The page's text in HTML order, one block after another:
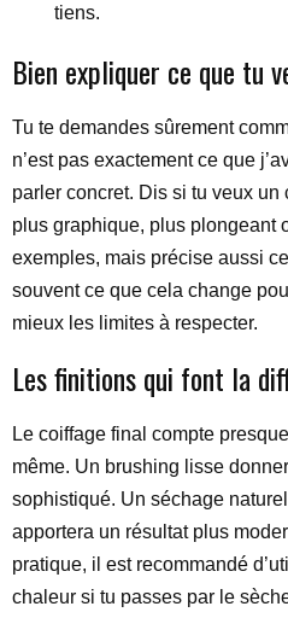
tiens.
Bien expliquer ce que tu
Tu te demandes sûrement
n’est pas exactement ce que
parler concret. Dis si tu veux un
plus graphique, plus plongeant
exemples, mais précise aussi
souvent ce que cela change
mieux les limites à respecter.
Les finitions qui font la
Le coiffage final compte
même. Un brushing lisse
sophistiqué. Un séchage
apportera un résultat plus
pratique, il est recommandé
chaleur si tu passes par le